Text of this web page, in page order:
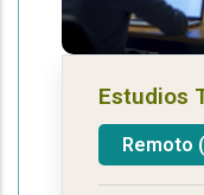
Estudios
Remoto